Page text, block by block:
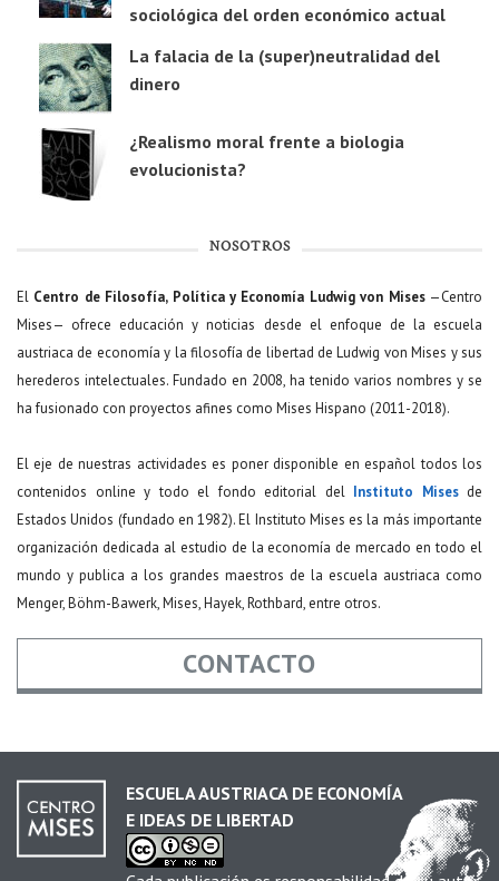
sociológica del orden económico actual
La falacia de la (super)neutralidad del
dinero
¿Realismo moral frente a biologia
evolucionista?
NOSOTROS
El Centro de Filosofía, Política y Economía Ludwig von Mises—Centro
Mises— ofrece educación y noticias desde el enfoque de la escuela
austriaca de economía y la filosofía de libertad de Ludwig von Mises y sus
herederos intelectuales. Fundado en 2008, ha tenido varios nombres y se
ha fusionado con proyectos afines como Mises Hispano (2011-2018).
El eje de nuestras actividades es poner disponible en español todos los
contenidos online y todo el fondo editorial del Instituto Misesde
Estados Unidos (fundado en 1982). El Instituto Mises es la más importante
organización dedicada al estudio de la economía de mercado en todo el
mundo y publica a los grandes maestros de la escuela austriaca como
Menger, Böhm-Bawerk, Mises, Hayek, Rothbard, entre otros.
CONTACTO
Email *
ESCUELA AUSTRIACA DE ECONOMÍA
E IDEAS DE LIBERTAD